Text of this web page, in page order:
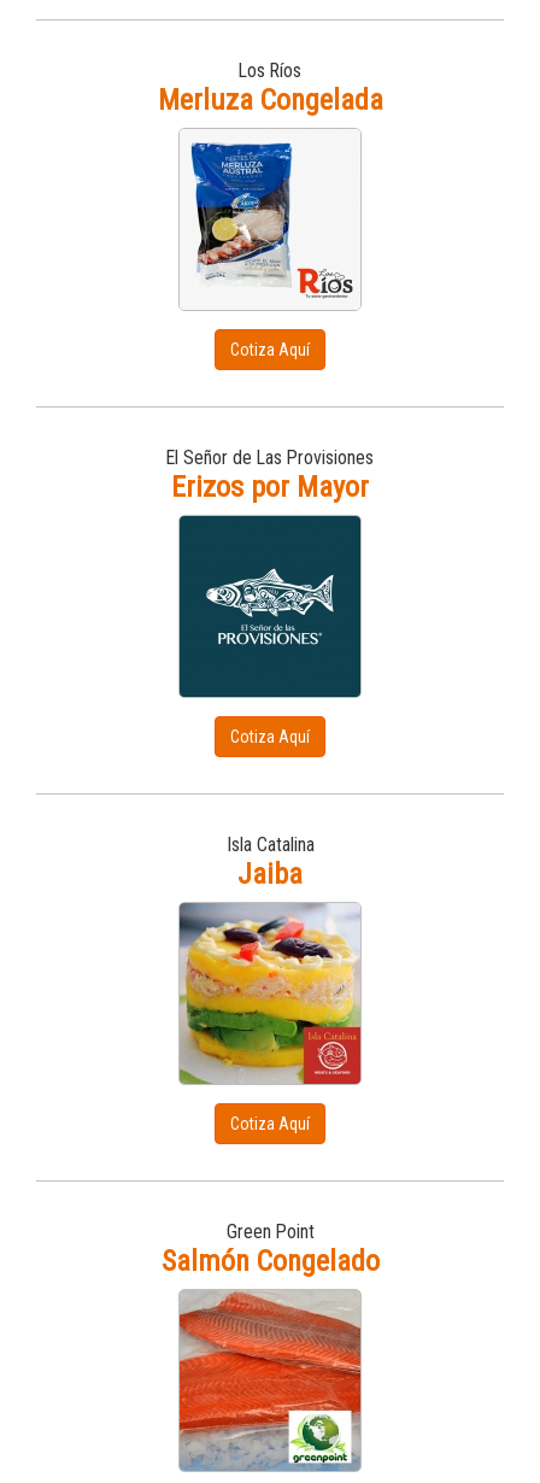
Los Ríos
Merluza Congelada
Cotiza Aquí
El Señor de Las Provisiones
Erizos por Mayor
Cotiza Aquí
Isla Catalina
Jaiba
Cotiza Aquí
Green Point
Salmón Congelado